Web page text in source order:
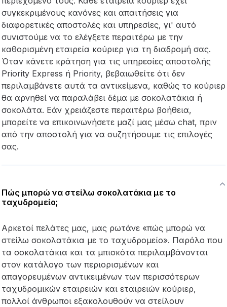
συγκεκριμένους κανόνες και απαιτήσεις για
διαφορετικές αποστολές και υπηρεσίες, γι' αυτό
συνιστούμε να το ελέγξετε περαιτέρω με την
καθορισμένη εταιρεία κούριερ για τη διαδρομή σας.
Όταν κάνετε κράτηση για τις υπηρεσίες αποστολής
Priority Express ή Priority, βεβαιωθείτε ότι δεν
περιλαμβάνετε αυτά τα αντικείμενα, καθώς το κούριερ
θα αρνηθεί να παραλάβει δέμα με σοκολατάκια ή
σοκολάτα. Εάν χρειάζεστε περαιτέρω βοήθεια,
μπορείτε να επικοινωνήσετε μαζί μας μέσω chat, πριν
από την αποστολή για να συζητήσουμε τις επιλογές
σας.
Πώς μπορώ να στείλω σοκολατάκια με το
ταχυδρομείο;
Αρκετοί πελάτες μας, μας ρωτάνε «πώς μπορώ να
στείλω σοκολατάκια με το ταχυδρομείο». Παρόλο που
τα σοκολατάκια και τα μπισκότα περιλαμβάνονται
στον κατάλογο των περιορισμένων και
απαγορευμένων αντικειμένων των περισσότερων
ταχυδρομικών εταιρειών και εταιρειών κούριερ,
πολλοί άνθρωποι εξακολουθούν να στείλουν